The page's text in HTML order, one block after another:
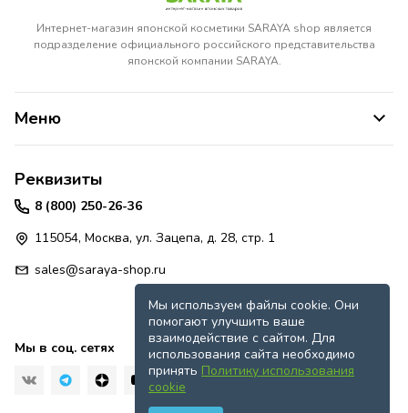
Интернет-магазин японской косметики SARAYA shop является
подразделение официального российского представительства
японской компании SARAYA.
Меню
Реквизиты
8 (800) 250-26-36
115054, Москва, ул. Зацепа, д. 28, стр. 1
sales@saraya-shop.ru
Мы в соц. сетях
Мы используем файлы cookie. Они
помогают улучшить ваше
взаимодействие с сайтом. Для
использования сайта необходимо
принять Политику использования
cookie